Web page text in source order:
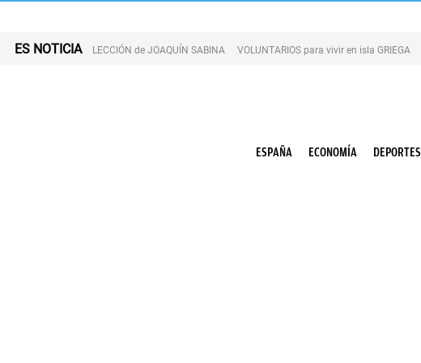
ES NOTICIA LECCIÓN de JOAQUÍN SABINA VOLUNTARIOS para vivir en isla GRIEGA
ESPAÑA ECONOMÍA DEPORTES